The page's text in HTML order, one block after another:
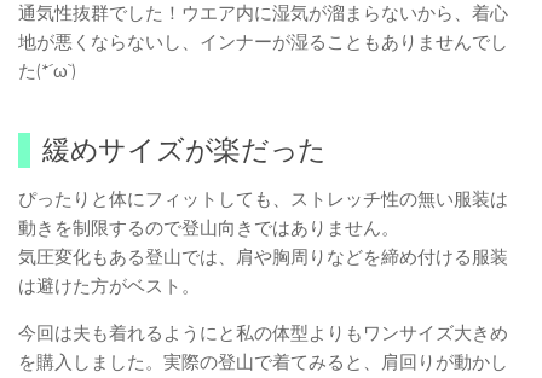
通気性抜群でした！ウエア内に湿気が溜まらないから、着心
地が悪くならないし、インナーが湿ることもありませんでし
た(*´ω`)
緩めサイズが楽だった
ぴったりと体にフィットしても、ストレッチ性の無い服装は
動きを制限するので登山向きではありません。
気圧変化もある登山では、肩や胸周りなどを締め付ける服装
は避けた方がベスト。
今回は夫も着れるようにと私の体型よりもワンサイズ大きめ
を購入しました。実際の登山で着てみると、肩回りが動かし